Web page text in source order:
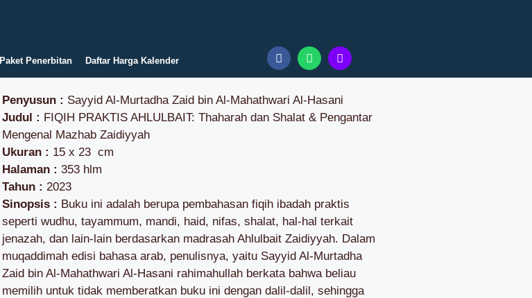
Paket Penerbitan Daftar Harga Kalender
Penyusun : Sayyid Al-Murtadha Zaid bin Al-Mahathwari Al-Hasani
Judul : FIQIH PRAKTIS AHLULBAIT: Thaharah dan Shalat & Pengantar
Mengenal Mazhab Zaidiyyah
Ukuran : 15 x 23 cm
Halaman : 353 hlm
Tahun : 2023
Sinopsis : Buku ini adalah berupa pembahasan fiqih ibadah praktis
seperti wudhu, tayammum, mandi, haid, nifas, shalat, hal-hal terkait
jenazah, dan lain-lain berdasarkan madrasah Ahlulbait Zaidiyyah. Dalam
muqaddimah edisi bahasa arab, penulisnya, yaitu Sayyid Al-Murtadha
Zaid bin Al-Mahathwari Al-Hasani rahimahullah berkata bahwa beliau
memilih untuk tidak memberatkan buku ini dengan dalil-dalil, sehingga